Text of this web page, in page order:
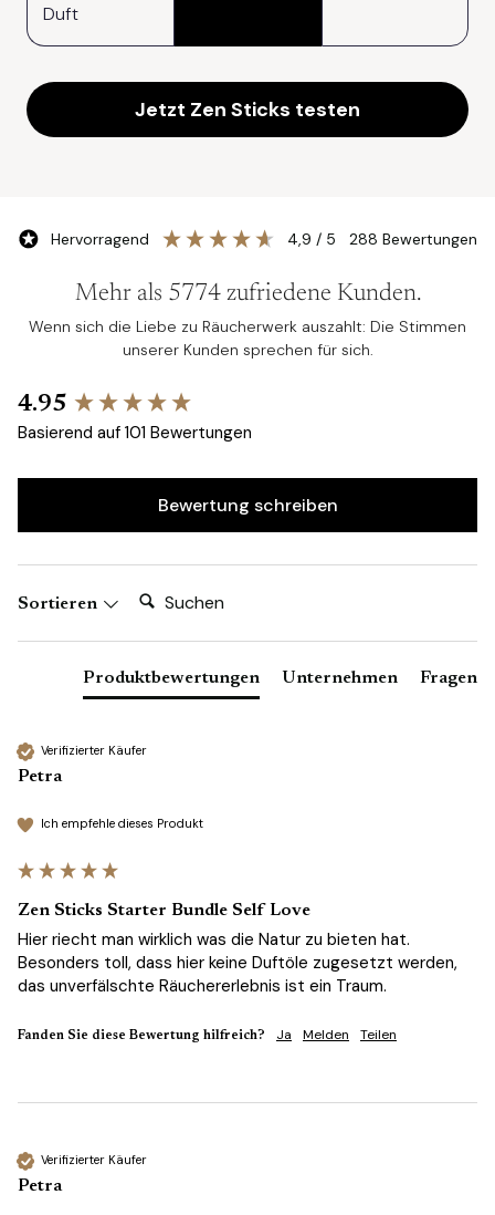
Duft
Jetzt Zen Sticks testen
Hervorragend 4,9 / 5 288 Bewertungen
Mehr als 5774 zufriedene Kunden.
Wenn sich die Liebe zu Räucherwerk auszahlt: Die Stimmen
unserer Kunden sprechen für sich.
4.95
Basierend auf 101 Bewertungen
Bewertung schreiben
Sortieren
Suchen:
Produktbewertungen Unternehmen Fragen
Verifizierter Käufer
Petra
Ich empfehle dieses Produkt
Zen Sticks Starter Bundle Self Love
Hier riecht man wirklich was die Natur zu bieten hat.
Besonders toll, dass hier keine Duftöle zugesetzt werden,
das unverfälschte Räuchererlebnis ist ein Traum.
Fanden Sie diese Bewertung hilfreich? Ja Melden Teilen
Verifizierter Käufer
Petra
New content loaded